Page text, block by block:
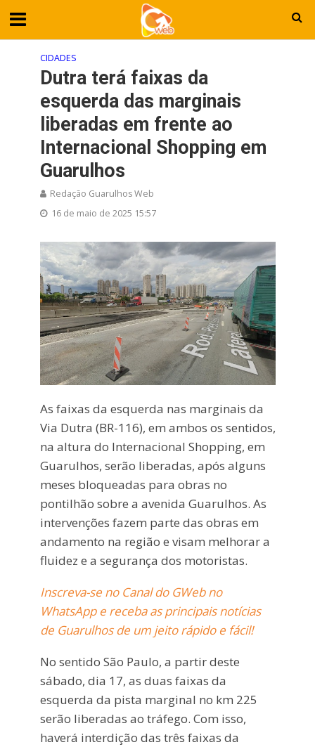
CIDADES
Dutra terá faixas da
esquerda das marginais
liberadas em frente ao
Internacional Shopping em
Guarulhos
Redação Guarulhos Web
16 de maio de 2025 15:57
As faixas da esquerda nas marginais da
Via Dutra (BR-116), em ambos os sentidos,
na altura do Internacional Shopping, em
Guarulhos, serão liberadas, após alguns
meses bloqueadas para obras no
pontilhão sobre a avenida Guarulhos. As
intervenções fazem parte das obras em
andamento na região e visam melhorar a
fluidez e a segurança dos motoristas.
Inscreva-se no Canal do GWeb no
WhatsApp e receba as principais notícias
de Guarulhos de um jeito rápido e fácil!
No sentido São Paulo, a partir deste
sábado, dia 17, as duas faixas da
esquerda da pista marginal no km 225
serão liberadas ao tráfego. Com isso,
haverá interdição das três faixas da